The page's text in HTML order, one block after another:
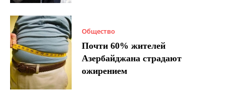
Общество
Почти 60% жителей
Азербайджана страдают
ожирением